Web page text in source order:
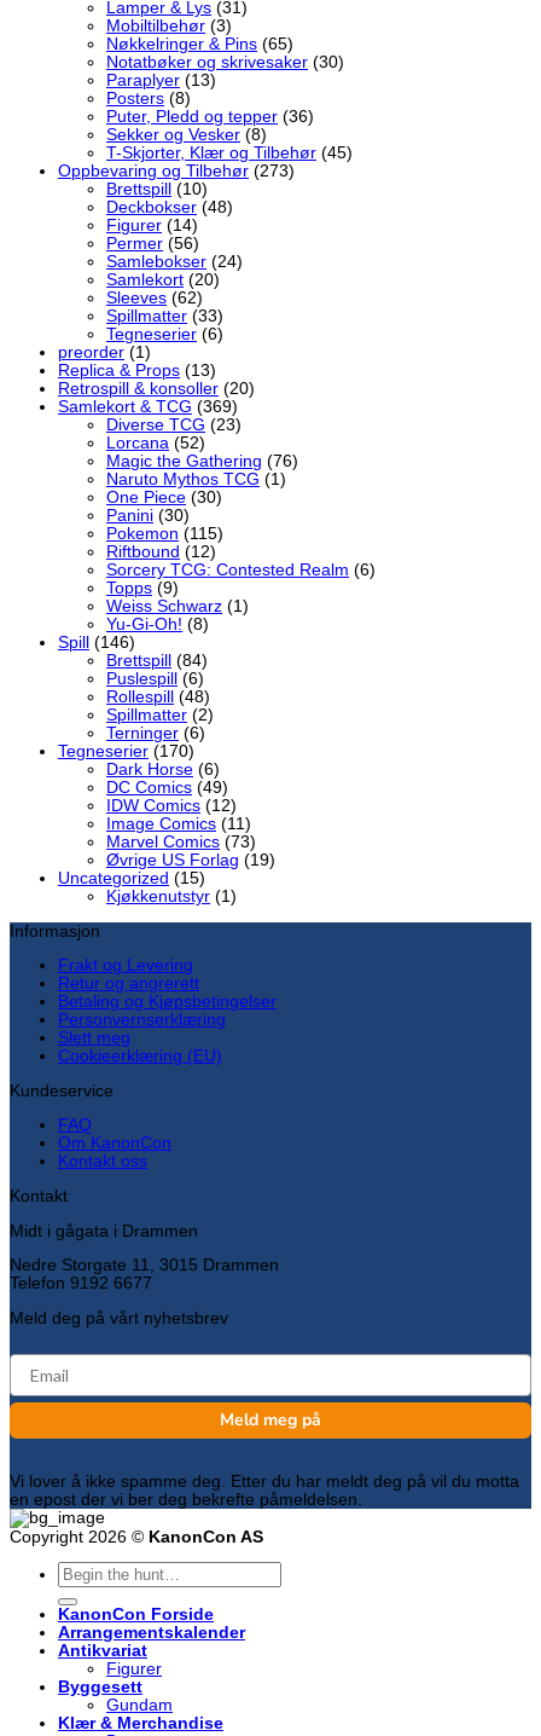
Lamper & Lys (31)
Mobiltilbehør (3)
Nøkkelringer & Pins (65)
Notatbøker og skrivesaker (30)
Paraplyer (13)
Posters (8)
Puter, Pledd og tepper (36)
Sekker og Vesker (8)
T-Skjorter, Klær og Tilbehør (45)
Oppbevaring og Tilbehør (273)
Brettspill
(10)
Deckbokser (48)
Figurer (14)
Permer (56)
Samlebokser (24)
Samlekort (20)
Sleeves (62)
Spillmatter (33)
Tegneserier (6)
preorder (1)
Replica & Props (13)
Retrospill & konsoller (20)
Samlekort & TCG (369)
Diverse TCG (23)
Lorcana (52)
Magic the Gathering (76)
Naruto Mythos TCG (1)
One Piece (30)
Panini (30)
Pokemon (115)
Riftbound (12)
Sorcery TCG: Contested Realm (6)
Topps (9)
Weiss Schwarz (1)
Yu-Gi-Oh! (8)
Spill
(146)
Brettspill
(84)
Puslespill
(6)
Rollespill
(48)
Spillmatter (2)
Terninger (6)
Tegneserier (170)
Dark Horse (6)
DC Comics (49)
IDW Comics (12)
Image Comics (11)
Marvel Comics (73)
Øvrige US Forlag (19)
Uncategorized (15)
Kjøkkenutstyr (1)
Informasjon
Frakt og Levering
Retur og angrerett
Betaling og Kjøpsbetingelser
Personvernserklæring
Slett meg
Cookieerklæring (EU)
Kundeservice
FAQ
Om KanonCon
Kontakt oss
Kontakt
Midt i gågata i Drammen
Nedre Storgate 11, 3015 Drammen
Telefon 9192 6677
Meld deg på vårt nyhetsbrev
email
Meld meg på
Vi lover å ikke spamme deg. Etter du har meldt deg på vil du motta
en epost der vi ber deg bekrefte påmeldelsen.
Copyright 2026 © KanonCon AS
Søk
etter:
KanonCon Forside
Arrangementskalender
Antikvariat
Figurer
Byggesett
Gundam
Klær & Merchandise